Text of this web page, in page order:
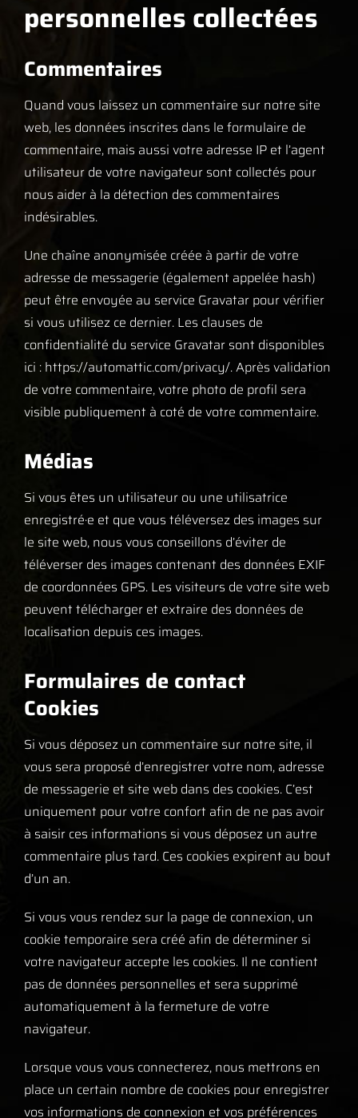
personnelles collectées
Commentaires
Quand vous laissez un commentaire sur notre site
web, les données inscrites dans le formulaire de
commentaire, mais aussi votre adresse IP et l’agent
utilisateur de votre navigateur sont collectés pour
nous aider à la détection des commentaires
indésirables.
Une chaîne anonymisée créée à partir de votre
adresse de messagerie (également appelée hash)
peut être envoyée au service Gravatar pour vérifier
si vous utilisez ce dernier. Les clauses de
confidentialité du service Gravatar sont disponibles
ici : https://automattic.com/privacy/. Après validation
de votre commentaire, votre photo de profil sera
visible publiquement à coté de votre commentaire.
Médias
Si vous êtes un utilisateur ou une utilisatrice
enregistré·e et que vous téléversez des images sur
le site web, nous vous conseillons d’éviter de
téléverser des images contenant des données EXIF
de coordonnées GPS. Les visiteurs de votre site web
peuvent télécharger et extraire des données de
localisation depuis ces images.
Formulaires de contact
Cookies
Si vous déposez un commentaire sur notre site, il
vous sera proposé d’enregistrer votre nom, adresse
de messagerie et site web dans des cookies. C’est
uniquement pour votre confort afin de ne pas avoir
à saisir ces informations si vous déposez un autre
commentaire plus tard. Ces cookies expirent au bout
d’un an.
Si vous vous rendez sur la page de connexion, un
cookie temporaire sera créé afin de déterminer si
votre navigateur accepte les cookies. Il ne contient
pas de données personnelles et sera supprimé
automatiquement à la fermeture de votre
navigateur.
Lorsque vous vous connecterez, nous mettrons en
place un certain nombre de cookies pour enregistrer
vos informations de connexion et vos préférences